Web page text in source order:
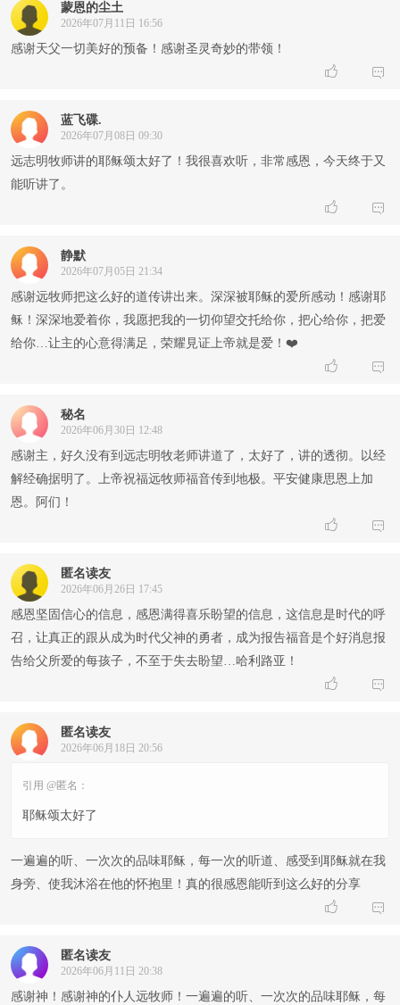
蒙恩的尘土
2026年07月11日 16:56
感谢天父一切美好的预备！感谢圣灵奇妙的带领！
 
蓝飞碟.
2026年07月08日 09:30
远志明牧师讲的耶稣颂太好了！我很喜欢听，非常感恩，今天终于又
能听讲了。
 
静默
2026年07月05日 21:34
感谢远牧师把这么好的道传讲出来。深深被耶稣的爱所感动！感谢耶
稣！深深地爱着你，我愿把我的一切仰望交托给你，把心给你，把爱
给你…让主的心意得满足，荣耀見证上帝就是爱！❤️
 
秘名
2026年06月30日 12:48
感谢主，好久没有到远志明牧老师讲道了，太好了，讲的透彻。以经
解经确据明了。上帝祝福远牧师福音传到地极。平安健康思恩上加
恩。阿们！
 
匿名读友
2026年06月26日 17:45
感恩坚固信心的信息，感恩满得喜乐盼望的信息，这信息是时代的呼
召，让真正的跟从成为时代父神的勇者，成为报告福音是个好消息报
告给父所爱的每孩子，不至于失去盼望…哈利路亚！
 
匿名读友
2026年06月18日 20:56
引用 @匿名：
耶稣颂太好了
一遍遍的听、一次次的品味耶稣，每一次的听道、感受到耶稣就在我
身旁、使我沐浴在他的怀抱里！真的很感恩能听到这么好的分享
 
匿名读友
2026年06月11日 20:38
感谢神！感谢神的仆人远牧师！一遍遍的听、一次次的品味耶稣，每